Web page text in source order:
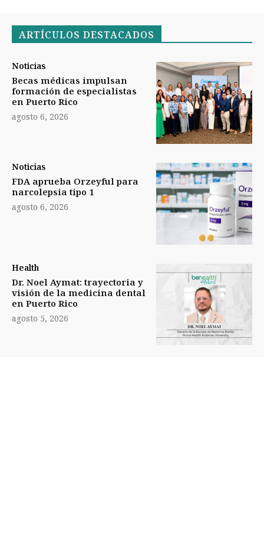
ARTÍCULOS DESTACADOS
Noticias
Becas médicas impulsan
formación de especialistas
en Puerto Rico
agosto 6, 2026
Noticias
FDA aprueba Orzeyful para
narcolepsia tipo 1
agosto 6, 2026
Health
Dr. Noel Aymat: trayectoria y
visión de la medicina dental
en Puerto Rico
agosto 5, 2026